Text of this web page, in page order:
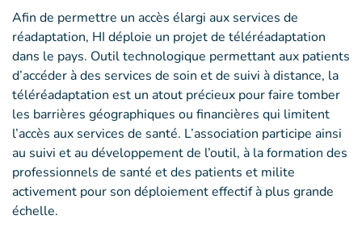
Afin de permettre un accès élargi aux services de
réadaptation, HI déploie un projet de téléréadaptation
dans le pays. Outil technologique permettant aux patients
d’accéder à des services de soin et de suivi à distance, la
téléréadaptation est un atout précieux pour faire tomber
les barrières géographiques ou financières qui limitent
l’accès aux services de santé. L’association participe ainsi
au suivi et au développement de l’outil, à la formation des
professionnels de santé et des patients et milite
activement pour son déploiement effectif à plus grande
échelle.